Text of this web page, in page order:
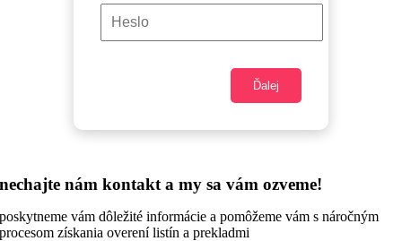
Ďalej
nechajte nám kontakt a my sa vám ozveme!
poskytneme vám dôležité informácie a pomôžeme vám s náročným
procesom získania overení listín a prekladmi